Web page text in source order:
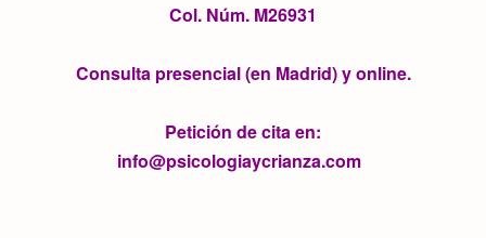
Col. Núm. M26931
Consulta presencial (en Madrid) y online.
Petición de cita en:
info@psicologiaycrianza.com